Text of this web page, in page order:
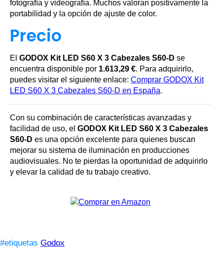
fotografía y videografía. Muchos valoran positivamente la
portabilidad y la opción de ajuste de color.
Precio
El GODOX Kit LED S60 X 3 Cabezales S60-D se
encuentra disponible por 1.613,29 €. Para adquirirlo,
puedes visitar el siguiente enlace: Comprar GODOX Kit
LED S60 X 3 Cabezales S60-D en España.
Con su combinación de características avanzadas y
facilidad de uso, el GODOX Kit LED S60 X 3 Cabezales
S60-D es una opción excelente para quienes buscan
mejorar su sistema de iluminación en producciones
audiovisuales. No te pierdas la oportunidad de adquirirlo
y elevar la calidad de tu trabajo creativo.
#etiquetas Godox